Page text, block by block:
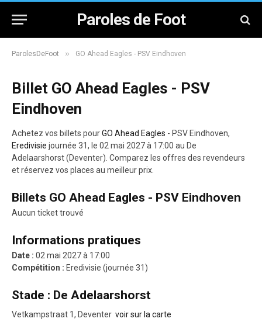
Paroles de Foot
ParolesDeFoot » GO Ahead Eagles - PSV Eindhoven
Billet GO Ahead Eagles - PSV
Eindhoven
Achetez vos billets pourGO Ahead Eagles - PSV Eindhoven,
Eredivisie journée 31, le 02 mai 2027 à 17:00 au De
Adelaarshorst (Deventer). Comparez les offres des revendeurs
et réservez vos places au meilleur prix.
Billets GO Ahead Eagles - PSV Eindhoven
Aucun ticket trouvé
Informations pratiques
Date : 02 mai 2027 à 17:00
Compétition : Eredivisie (journée 31)
Stade : De Adelaarshorst
Vetkampstraat 1, Deventer voir sur la carte